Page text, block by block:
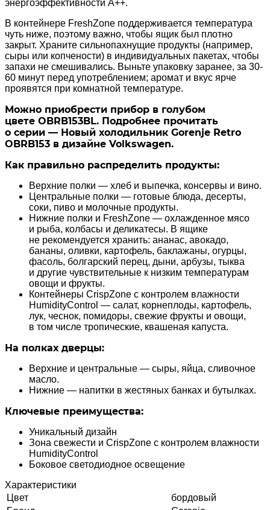
энергоэффективности A++.
В контейнере FreshZone поддерживается температура
чуть ниже, поэтому важно, чтобы ящик был плотно
закрыт. Храните сильнопахнущие продукты (например,
сыры или копчености) в индивидуальных пакетах, чтобы
запахи не смешивались. Выньте упаковку заранее, за 30-
60 минут перед употреблением; аромат и вкус ярче
проявятся при комнатной температуре.
Можно приобрести прибор в голубом
цвете OBRB153BL. Подробнее прочитать
о серии — Новый холодильник Gorenje Retro
OBRB153 в дизайне Volkswagen.
Как правильно распределить продукты:
Верхние полки — хлеб и выпечка, консервы и вино.
Центральные полки — готовые блюда, десерты,
соки, пиво и молочные продукты.
Нижние полки и FreshZone — охлажденное мясо
и рыба, колбасы и деликатесы. В ящике
не рекомендуется хранить: ананас, авокадо,
бананы, оливки, картофель, баклажаны, огурцы,
фасоль, болгарский перец, дыни, арбузы, тыква
и другие чувствительные к низким температурам
овощи и фрукты.
Контейнеры CrispZone с контролем влажности
HumidityControl — салат, корнеплоды, картофель,
лук, чеснок, помидоры, свежие фрукты и овощи,
в том числе тропические, квашеная капуста.
На полках дверцы:
Верхние и центральные — сыры, яйца, сливочное
масло.
Нижние — напитки в жестяных банках и бутылках.
Ключевые преимущества:
Уникальный дизайн
Зона свежести и CrispZone с контролем влажности
HumidityControl
Боковое светодиодное освещение
Характеристики
Цвет
бордовый